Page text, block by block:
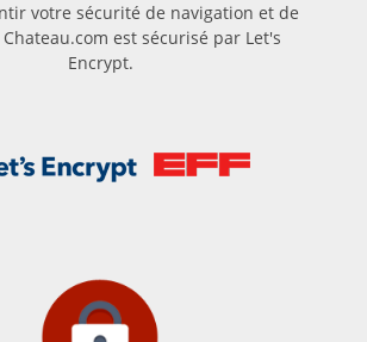
votre sécurité de navigation et de
est sécurisé par Let's
Encrypt.